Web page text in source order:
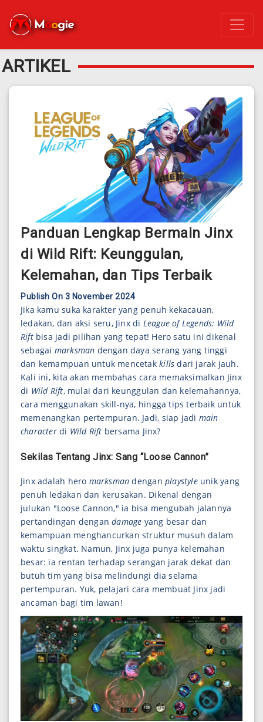
ARTIKEL
Panduan Lengkap Bermain Jinx
di Wild Rift: Keunggulan,
Kelemahan, dan Tips Terbaik
Publish On 3 November 2024
Jika kamu suka karakter yang penuh kekacauan,
ledakan, dan aksi seru, Jinx di League of Legends: Wild
Riftbisa jadi pilihan yang tepat! Hero satu ini dikenal
sebagai marksman dengan daya serang yang tinggi
dan kemampuan untuk mencetakkills dari jarak jauh.
Kali ini, kita akan membahas cara memaksimalkan Jinx
di Wild Rift, mulai dari keunggulan dan kelemahannya,
cara menggunakan skill-nya, hingga tips terbaik untuk
memenangkan pertempuran. Jadi, siap jadi main
characterdi Wild Rift bersama Jinx?
Sekilas Tentang Jinx: Sang “Loose Cannon”
Jinx adalah hero marksman dengan playstyleunik yang
penuh ledakan dan kerusakan. Dikenal dengan
julukan "Loose Cannon," ia bisa mengubah jalannya
pertandingan dengandamage yang besar dan
kemampuan menghancurkan struktur musuh dalam
waktu singkat. Namun, Jinx juga punya kelemahan
besar: ia rentan terhadap serangan jarak dekat dan
butuh tim yang bisa melindungi dia selama
pertempuran. Yuk, pelajari cara membuat Jinx jadi
ancaman bagi tim lawan!